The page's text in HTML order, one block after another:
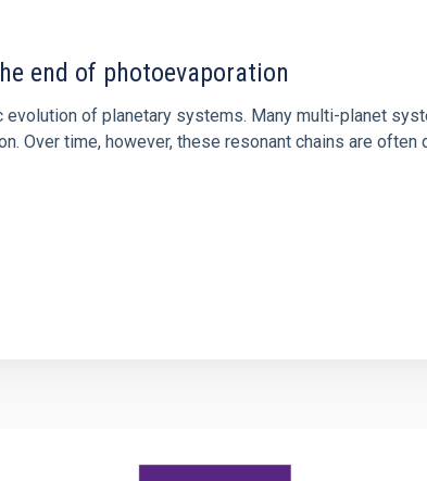
end of photoevaporation
of planetary systems. Many multi-planet
Over time, however, these resonant chains are